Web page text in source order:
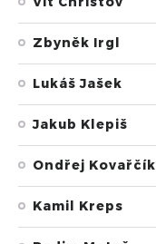
Zbyněk Irgl
Lukáš Jašek
Jakub Klepiš
Ondřej Kovařčík
Kamil Kreps